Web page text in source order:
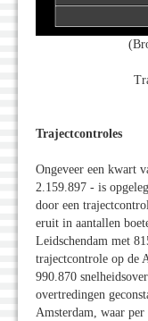
Trajectcontroles
Ongeveer een kwart
2.159.897 - is
door een
eruit in aantallen
Leidschendam met
trajectcontrole op de
990.870
overtredingen
Amsterdam, waar